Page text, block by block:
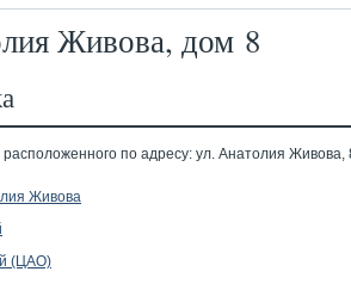
Живова, дом 8
расположенного по адресу: ул. Анатолия Живова,
Живова
(ЦАО)